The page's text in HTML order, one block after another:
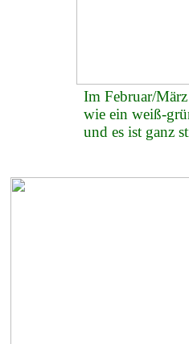
Im Februar/
wie ein weiß-
und es ist ganz